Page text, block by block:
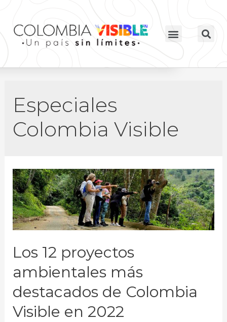
Especiales
Colombia Visible
Los 12 proyectos
ambientales más
destacados de Colombia
Visible en 2022